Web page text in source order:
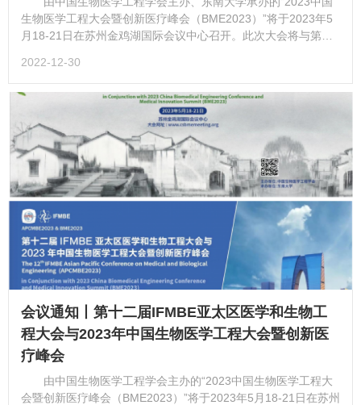
生物医学工程大会暨创新医疗峰会（BME2023）”将于2023年5
月18-21日在苏州金鸡湖国际会议中心召开。此次大会将与第十
17个分会场，由类器官与器官芯片分会召集的分会场为“08. 类器
官与器官芯片”...
2022-12-30
会议通知丨第十二届IFMBE亚太区医学和生物工
程大会与2023年中国生物医学工程大会暨创新医
疗峰会
由中国生物医学工程学会主办的“2023中国生物医学工程大
会暨创新医疗峰会（BME2023）”将于2023年5月18-21日在苏州